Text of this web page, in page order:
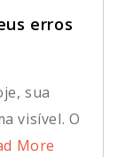
erros
sua
visível. O
More